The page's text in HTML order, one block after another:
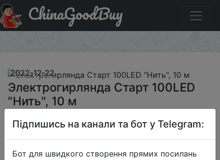
Акція на Электрогирлянда Старт 100LED "Нить", 10 м
ChinaGoodBuy
2022-12-22
Электрогирлянда Старт 100LED
"Нить", 10 м
199 руб.
Підпишись на канали та бот у Telegram:
Бот для швидкого створення прямих посилань